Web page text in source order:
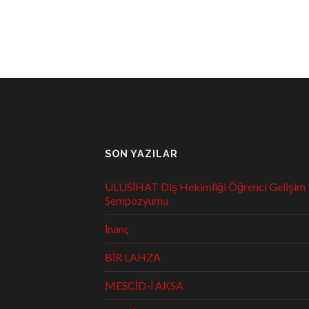
SON YAZILAR
ULUSİHAT Diş Hekimliği Öğrenci Gelişim
Sempozyumu
İnanç
BİR LAHZA
MESCİD-İ AKSA